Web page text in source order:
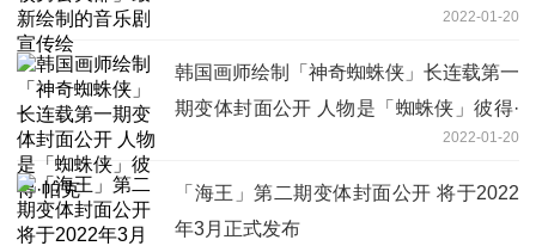
2022-01-20
韩国画师绘制「神奇蜘蛛侠」长连载第一
期变体封面公开 人物是「蜘蛛侠」彼得·
2022-01-20
「海王」第二期变体封面公开 将于2022
年3月正式发布